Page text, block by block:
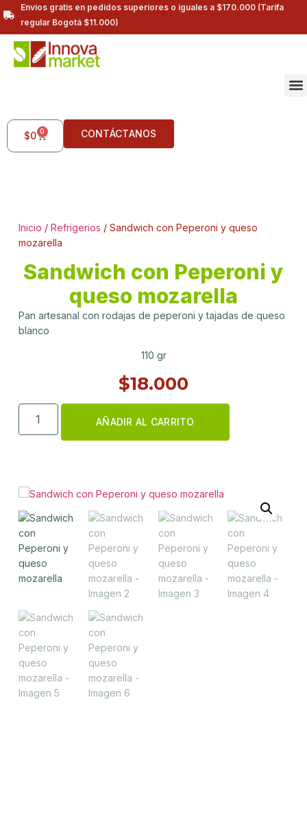
Envios gratis en pedidos superiores o iguales a $170.000 (Tarifa
regular Bogotá $11.000)
$0 0 CONTÁCTANOS
Inicio / Refrigerios / Sandwich con Peperoni y queso
mozarella
Sandwich con Peperoni y
queso mozarella
Pan artesanal con rodajas de peperoni y tajadas de queso
blanco
110 gr
$18.000
AÑADIR AL CARRITO